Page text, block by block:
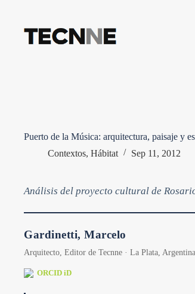
contenido
Puerto de la Música: arquitectura, paisaje y
Contextos, Hábitat Sep 11, 2012
Análisis del proyecto cultural de
Gardinetti, Marcelo
Arquitecto, Editor de Tecnne · La Plata, Argentina
ORCID iD